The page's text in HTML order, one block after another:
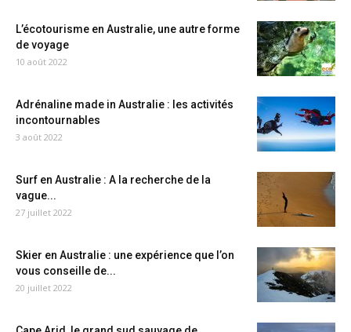
L’écotourisme en Australie, une autre forme
de voyage
10 août 2022
Adrénaline made in Australie : les activités
incontournables
3 août 2022
Surf en Australie : A la recherche de la
vague...
27 juillet 2022
Skier en Australie : une expérience que l’on
vous conseille de...
20 juillet 2022